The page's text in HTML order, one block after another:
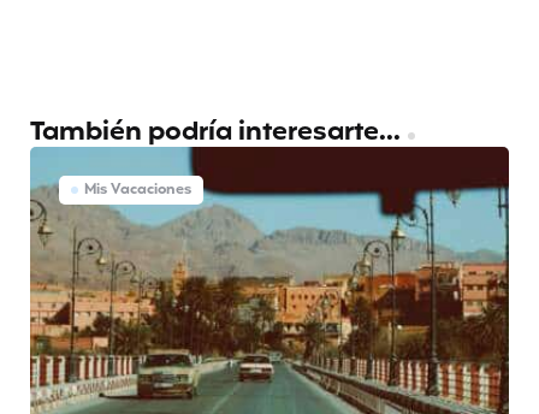
También podría interesarte...
Mis Vacaciones